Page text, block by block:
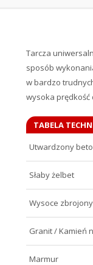
Tarcza
sposób
w bardzo
wysoka prędkość
TABELA
Utwardzony
Słaby żelbet
Wysoce
Granit / Kamień
Marmur